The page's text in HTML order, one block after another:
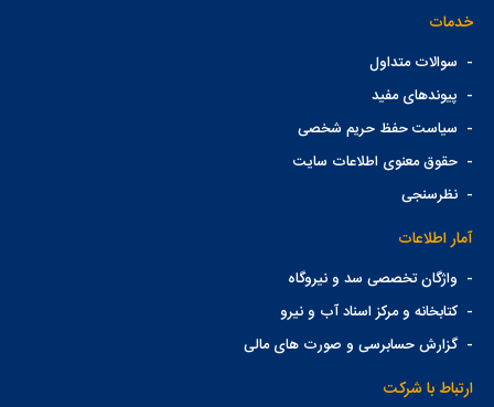
خدمات
- سوالات متداول
- پیوندهای مفید
- سیاست حفظ حریم شخصی
-حقوق معنوی اطلاعات سایت
-نظرسنجی
آمار اطلاعات
- واژگان تخصصی سد و نیروگاه
-کتابخانه و مرکز اسناد آب و نیرو
-گزارش حسابرسی و صورت های مالی
ارتباط با شرکت